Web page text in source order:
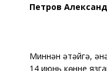
Петров
Миннән әтәйгә,
14 июнь көнне